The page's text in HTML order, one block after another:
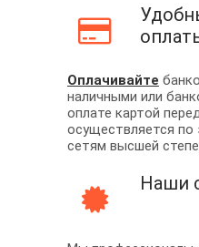
Оплачивайте
наличными или
оплате картой
осуществляется
сетям высшей
Наши